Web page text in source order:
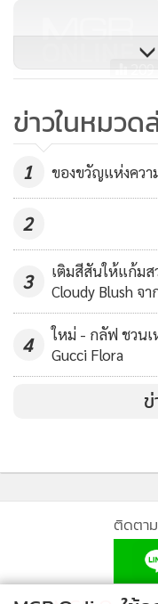
1. เซรัมวิตามินซีหน้าใส
ด้วยคุณสมบัติของวิตามิ
หรือรอยแผลเป็นจากสิว
จากสิว ทำให้ผิวเรียบเนี
2. เซรัมวิตามินซีลดรอ
ความอ่อนเยาว์ให้ผิวพ
คอลลาเจนและอิลาสติน
หน้าอย่างต่อเนื่อง จะ
ยืดหยุ่น ลดเลือนริ้วรอย
3. เซรัมวิตามินซีเข้มข้
มาก จึงช่วยปกป้องเซล
สภาพง่าย จึงส่งผลทำใ
209
81
ข่าวในหมวด
1 ของขวัญแห่งควา
2
3
เติมสีสันให้แก้มส
Cloudy Blush จา
4
ใหม่ - กลัฟ ชวนเ
Gucci Flora
ติดตา